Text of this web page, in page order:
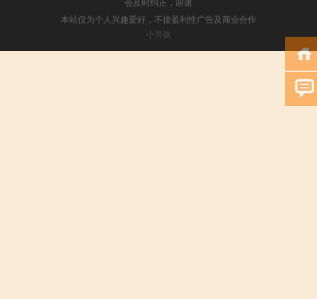
本站仅为个人兴趣爱好，不接盈利性广告及商业合作
小男孩